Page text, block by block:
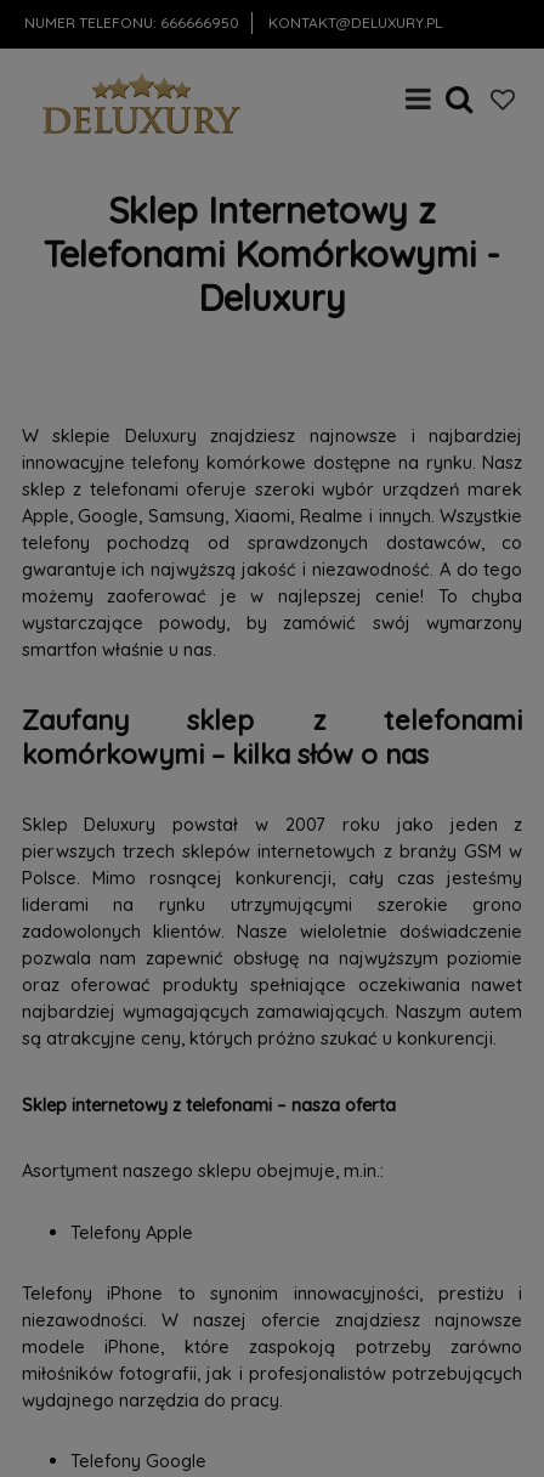
NUMER TELEFONU: 666666950 KONTAKT@DELUXURY.PL
Sklep Internetowy z
Telefonami Komórkowymi -
Deluxury
W sklepie Deluxury znajdziesz najnowsze i najbardziej
innowacyjne telefony komórkowe dostępne na rynku. Nasz
sklep z telefonami oferuje szeroki wybór urządzeń marek
Apple, Google, Samsung, Xiaomi, Realme i innych. Wszystkie
telefony pochodzą od sprawdzonych dostawców, co
gwarantuje ich najwyższą jakość i niezawodność. A do tego
możemy zaoferować je w najlepszej cenie! To chyba
wystarczające powody, by zamówić swój wymarzony
smartfon właśnie u nas.
Zaufany sklep z telefonami
komórkowymi – kilka słów o nas
Sklep Deluxury powstał w 2007 roku jako jeden z
pierwszych trzech sklepów internetowych z branży GSM w
Polsce. Mimo rosnącej konkurencji, cały czas jesteśmy
liderami na rynku utrzymującymi szerokie grono
zadowolonych klientów. Nasze wieloletnie doświadczenie
pozwala nam zapewnić obsługę na najwyższym poziomie
oraz oferować produkty spełniające oczekiwania nawet
najbardziej wymagających zamawiających. Naszym autem
są atrakcyjne ceny, których próżno szukać u konkurencji.
Sklep internetowy z telefonami – nasza oferta
Asortyment naszego sklepu obejmuje, m.in.:
Telefony Apple
Telefony iPhone to synonim innowacyjności, prestiżu i
niezawodności. W naszej ofercie znajdziesz najnowsze
modele iPhone, które zaspokoją potrzeby zarówno
miłośników fotografii, jak i profesjonalistów potrzebujących
wydajnego narzędzia do pracy.
Telefony Google